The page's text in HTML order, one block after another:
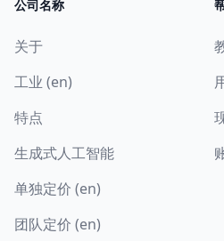
公司名称
关于
工业 (en)
特点
生成式人工智能
单独定价 (en)
团队定价 (en)